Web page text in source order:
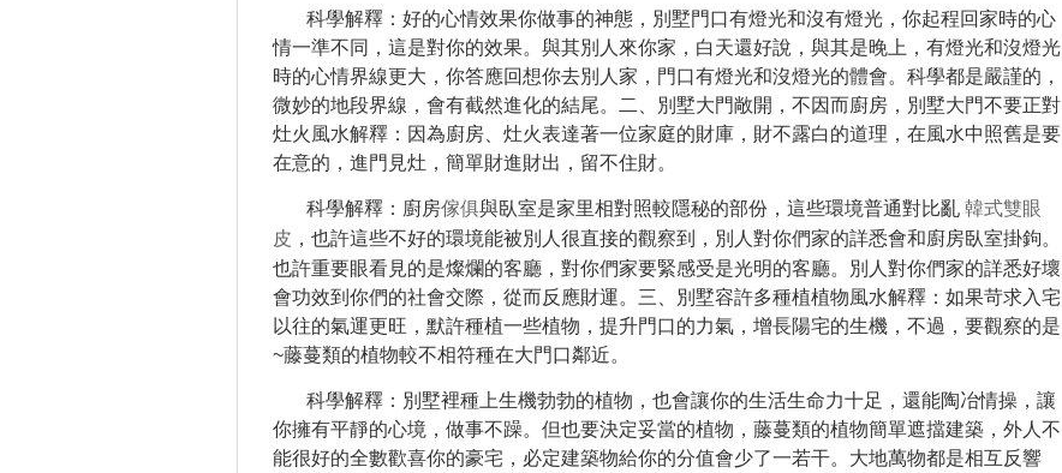
科學解釋：好的心情效果你做事的神態，別墅門口有燈光和沒有燈光，你起程回家時的心
情一準不同，這是對你的效果。與其別人來你家，白天還好說，與其是晚上，有燈光和沒燈光
時的心情界線更大，你答應回想你去別人家，門口有燈光和沒燈光的體會。科學都是嚴謹的，
微妙的地段界線，會有截然進化的結尾。二、別墅大門敞開，不因而廚房，別墅大門不要正對
灶火風水解釋：因為廚房、灶火表達著一位家庭的財庫，財不露白的道理，在風水中照舊是要
在意的，進門見灶，簡單財進財出，留不住財。
科學解釋：廚房傢俱與臥室是家里相對照較隱秘的部份，這些環境普通對比亂 韓式雙眼
皮 ，也許這些不好的環境能被別人很直接的觀察到，別人對你們家的詳悉會和廚房臥室掛鉤。
也許重要眼看見的是燦爛的客廳，對你們家要緊感受是光明的客廳。別人對你們家的詳悉好壞
會功效到你們的社會交際，從而反應財運。三、別墅容許多種植植物風水解釋：如果苛求入宅
以往的氣運更旺，默許種植一些植物，提升門口的力氣，增長陽宅的生機，不過，要觀察的是
~藤蔓類的植物較不相符種在大門口鄰近。
科學解釋：別墅裡種上生機勃勃的植物，也會讓你的生活生命力十足，還能陶冶情操，讓
你擁有平靜的心境，做事不躁。但也要決定妥當的植物，藤蔓類的植物簡單遮擋建築，外人不
能很好的全數歡喜你的豪宅，必定建築物給你的分值會少了一若干。大地萬物都是相互反響